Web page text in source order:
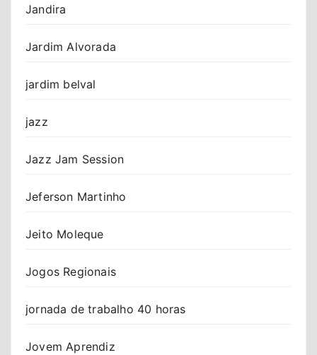
Jandira
Jardim Alvorada
jardim belval
jazz
Jazz Jam Session
Jeferson Martinho
Jeito Moleque
Jogos Regionais
jornada de trabalho 40 horas
Jovem Aprendiz